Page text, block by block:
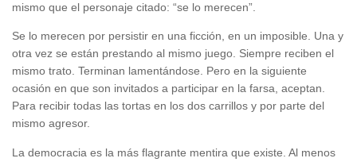
mismo que el personaje citado: “se lo merecen”.
Se lo merecen por persistir en una ficción, en un imposible. Una y
otra vez se están prestando al mismo juego. Siempre reciben el
mismo trato. Terminan lamentándose. Pero en la siguiente
ocasión en que son invitados a participar en la farsa, aceptan.
Para recibir todas las tortas en los dos carrillos y por parte del
mismo agresor.
La democracia es la más flagrante mentira que existe. Al menos